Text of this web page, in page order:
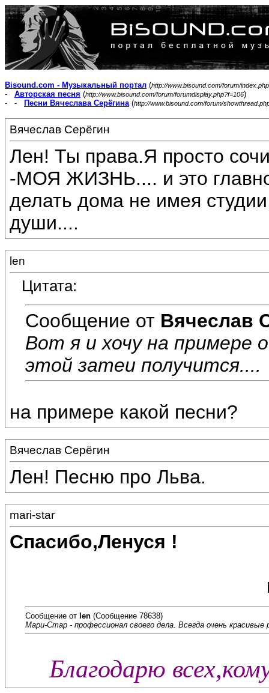
Bisound.com - Музыкальный портал (http://www.bisound.com/forum/index.php
- Авторская песня (http://www.bisound.com/forum/forumdisplay.php?f=106)
- -
Песни Вячеслава Серёгина(http://www.bisound.com/forum/
Вячеслав Серёгин
Лен! Ты права.Я просто
-МОЯ ЖИЗНЬ.... и это
делать дома не имея
души....
len
Цитата:
Сообщение от Вячеслав
Вот я и хочу на примере
этой затеи получится....
на примере какой песни?
Вячеслав Серёгин
Лен! Песню про Льва.
mari-star
Спасибо,Ленуся !
Сообщение от len (Сообщение 78638)
Мари-Стар - профессионал своего дела. Всегда очень красивые
Благодарю